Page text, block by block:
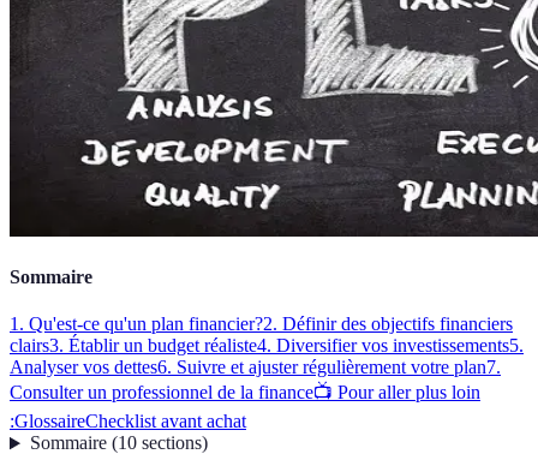
Sommaire
1. Qu'est-ce qu'un plan financier?2. Définir des objectifs financiers
clairs3. Établir un budget réaliste4. Diversifier vos investissements5.
Analyser vos dettes6. Suivre et ajuster régulièrement votre plan7.
Consulter un professionnel de la finance📺 Pour aller plus loin
:GlossaireChecklist avant achat
Sommaire(10 sections)